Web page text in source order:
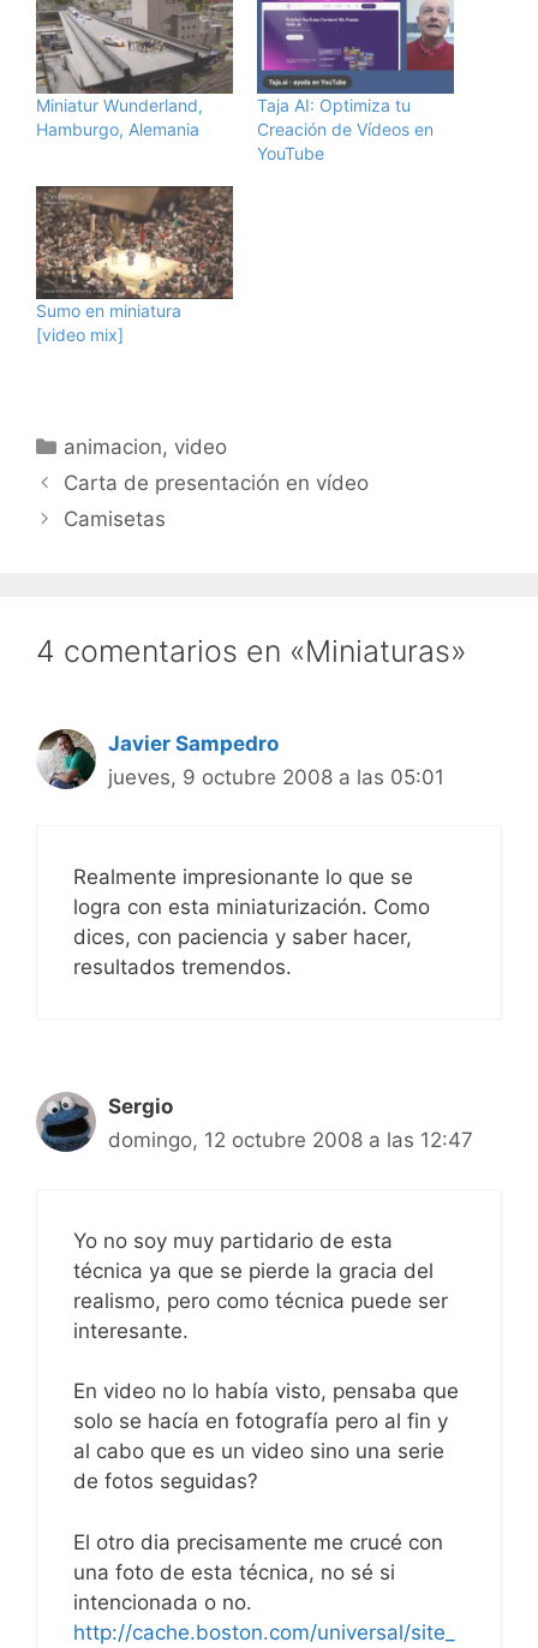
Miniatur Wunderland,
Hamburgo, Alemania
Taja AI: Optimiza tu
Creación de Vídeos en
YouTube
Sumo en miniatura
[video mix]
Categorías
animacion, video
Carta de presentación en vídeo
Camisetas
4 comentarios en «Miniaturas»
Javier Sampedro
jueves, 9 octubre 2008 a las 05:01
Realmente impresionante lo que se
logra con esta miniaturización. Como
dices, con paciencia y saber hacer,
resultados tremendos.
Sergio
domingo, 12 octubre 2008 a las 12:47
Yo no soy muy partidario de esta
técnica ya que se pierde la gracia del
realismo, pero como técnica puede ser
interesante.
En video no lo había visto, pensaba que
solo se hacía en fotografía pero al fin y
al cabo que es un video sino una serie
de fotos seguidas?
El otro dia precisamente me crucé con
una foto de esta técnica, no sé si
intencionada o no.
http://cache.boston.com/universal/site_